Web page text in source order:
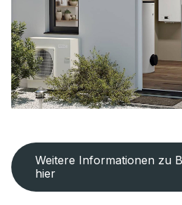
Weitere Informationen zu
hier